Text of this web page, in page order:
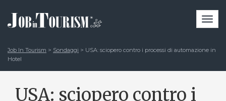
Job In Tourism > Sondaggi > USA: sciopero contro i processi di automazione in
Hotel
USA: sciopero contro i